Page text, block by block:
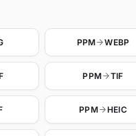
PPM WEBP
PPM TIF
PPM HEIC